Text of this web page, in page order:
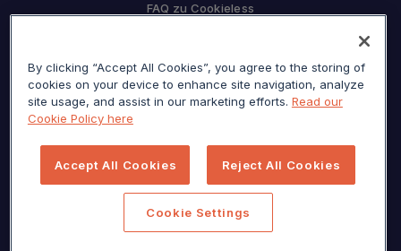
FAQ zu Cookieless
Warum Sojern
Presse
Datenschutzzentrum
By clicking “Accept All Cookies”, you agree to the storing of
cookies on your device to enhance site navigation, analyze
site usage, and assist in our marketing efforts. Read our
Cookie Policy here
Accept All Cookies Reject All Cookies
Cookie Settings